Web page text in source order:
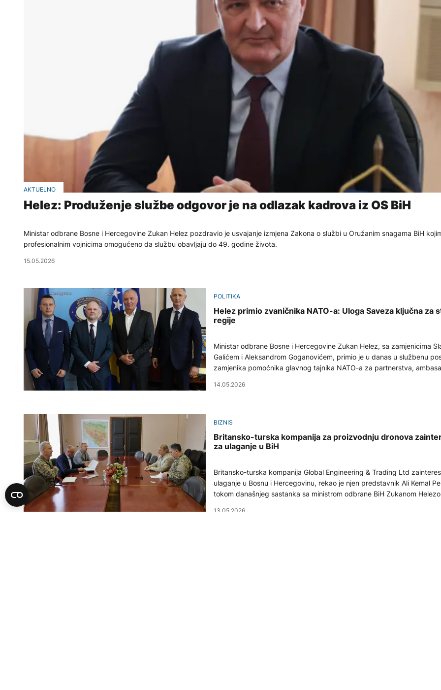
AKTUELNO
Helez: Produženje službe odgovor je na odlazak kadrova iz OS BiH
Ministar odbrane Bosne i Hercegovine Zukan Helez pozdravio je usvajanje izmjena Zakona o službi u Oružanim snagama BiH
profesionalnim vojnicima omogućeno da službu obavljaju do 49. godine života.
15.05.2026
POLITIKA
Helez primio zvaničnika NATO-a: Uloga Saveza ključna za
regije
Ministar odbrane Bosne i Hercegovine Zukan Helez, sa zamjenicima
Galićem i Aleksandrom Goganovićem, primio je u danas u službenu
zamjenika pomoćnika glavnog tajnika NATO-a za partnerstva,
14.05.2026
BIZNIS
Britansko-turska kompanija za proizvodnju dronova
za ulaganje u BiH
Britansko-turska kompanija Global Engineering & Trading Ltd
ulaganje u Bosnu i Hercegovinu, rekao je njen predstavnik Ali Kemal Pekkendir
tokom današnjeg sastanka sa ministrom odbrane BiH Zukanom
13.05.2026